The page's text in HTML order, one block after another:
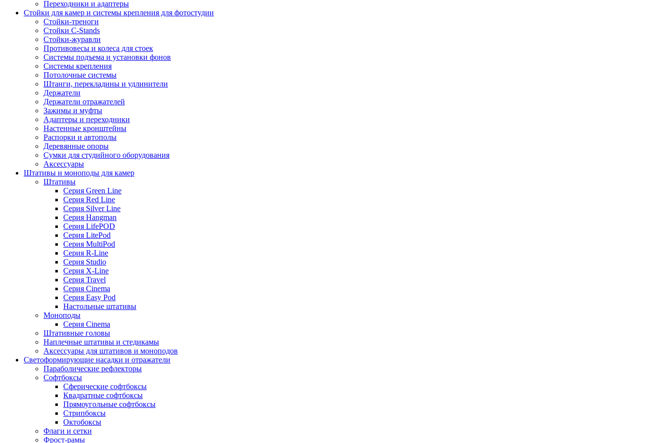
Переходники и адаптеры
Стойки для камер и системы крепления для фотостудии
Стойки-треноги
Стойки C-Stands
Стойки-журавли
Противовесы и колеса для стоек
Системы подъема и установки фонов
Системы крепления
Потолочные системы
Штанги, перекладины и удлинители
Держатели
Держатели отражателей
Зажимы и муфты
Адаптеры и переходники
Настенные кронштейны
Распорки и автополы
Деревянные опоры
Сумки для студийного оборудования
Аксессуары
Штативы и моноподы для камер
Штативы
Серия Green Line
Серия Red Line
Серия Silver Line
Серия Hangman
Серия LifePOD
Серия LitePod
Серия MultiPod
Серия R-Line
Серия Studio
Серия X-Line
Серия Travel
Серия Cinema
Серия Easy Pod
Настольные штативы
Моноподы
Серия Cinema
Штативные головы
Наплечные штативы и стедикамы
Аксессуары для штативов и моноподов
Светоформирующие насадки и отражатели
Параболические рефлекторы
Софтбоксы
Сферические софтбоксы
Квадратные софтбоксы
Прямоугольные софтбоксы
Стрипбоксы
Октобоксы
Флаги и сетки
Фрост-рамы